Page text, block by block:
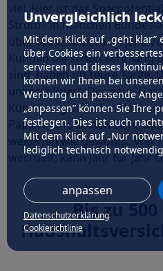
Unvergleichlich
Mit dem Klick auf „geht
über Cookies ein
servieren und dieses
können wir Ihnen bei
Werbung und passende
„anpassen” können Sie Ihre
festlegen. Dies ist auch
Mit dem Klick auf „Nur
lediglich technisch
anpassen
Datenschutzerklärung
Cookierichtlinie
viel. Hier ist das
Strom - in manchen
über tausend Euro im Jahr.
Kunden die schon sehr lang
sind, haben oft teure Tarife.
unkompliziert: Der neue
Kündigung des alten
Papierkram, keinen
weiterhin wie gewohnt. Wer
wechselt, kann Jahr für Jahr
Bis zu